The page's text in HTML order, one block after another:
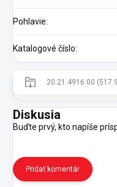
Pohlavie:
Katalogové číslo:
20.21.4916.00
Diskusia
Buďte prvý, kto napíše
Pridať komentár